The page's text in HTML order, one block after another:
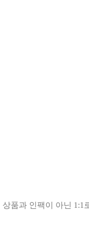
품과 인팩이 아닌 1:1